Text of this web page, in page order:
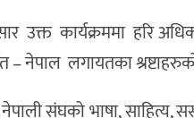
उक्त कार्यक्रममा हरि
– नेपाल लगायतका